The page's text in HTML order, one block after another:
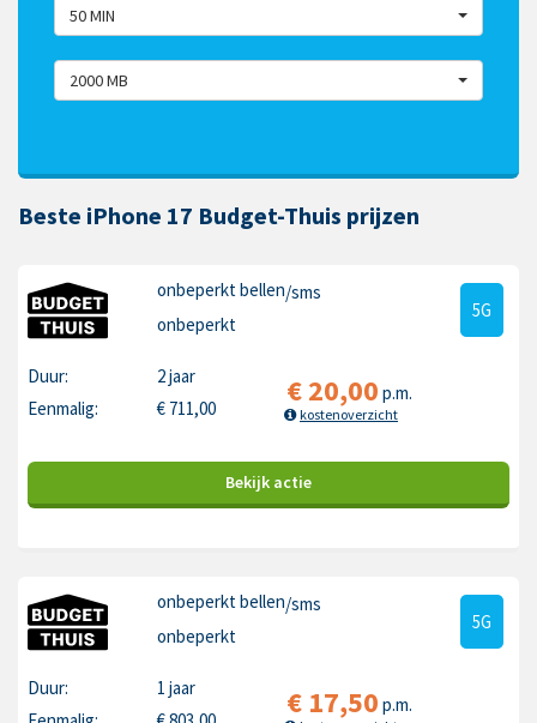
50 MIN
2000 MB
Beste iPhone 17 Budget-Thuis prijzen
onbeperkt bellen/sms
onbeperkt
5G
Duur:
2 jaar
Eenmalig:
€ 711,00 €20,00 p.m.
kostenoverzicht
Bekijk actie
onbeperkt bellen/sms
onbeperkt
5G
Duur:
1 jaar
€ 17,50 p.m.